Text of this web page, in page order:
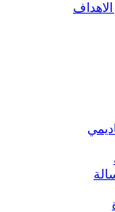
الاهداف